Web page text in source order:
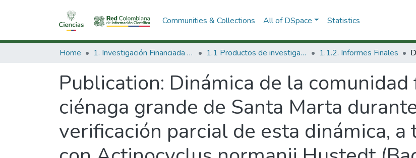
Communities & Collections All of DSpace Statistics
Home 1. Investigación Financiada con Recursos Públicos 1.1 Productos de investigación 1.1.2. Informes Finales
Publication: Dinámica de la
ciénaga grande de Santa Marta
verificación parcial de esta dinámica,